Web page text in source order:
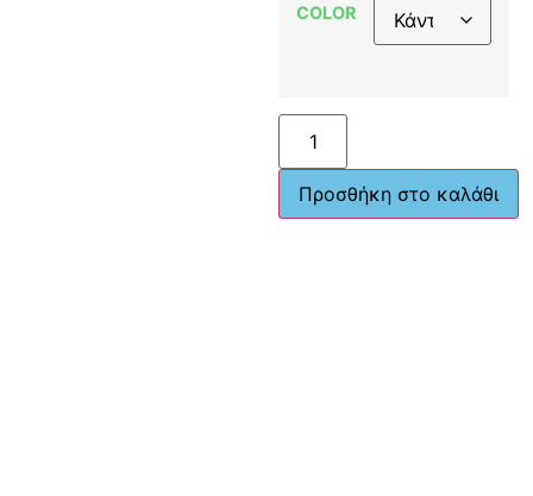
COLOR
Προσθήκη στο καλάθι